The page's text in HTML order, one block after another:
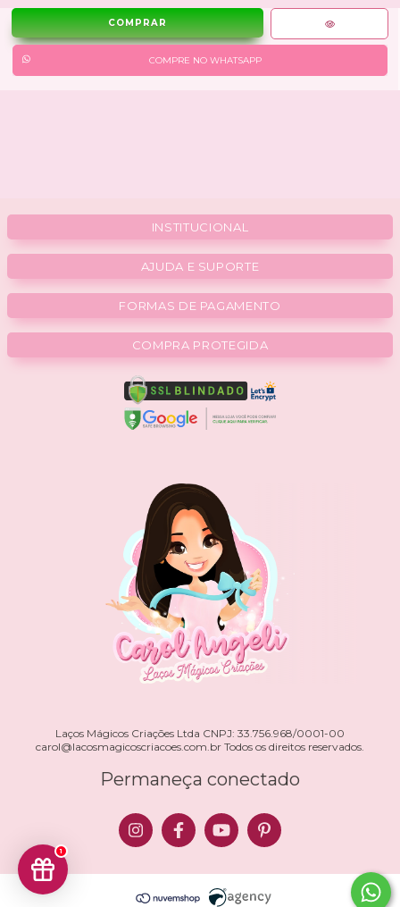
COMPRE NO WHATSAPP
INSTITUCIONAL
AJUDA E SUPORTE
FORMAS DE PAGAMENTO
COMPRA PROTEGIDA
Laços Mágicos Criações Ltda CNPJ: 33.756.968/0001-00
carol@lacosmagicoscriacoes.com.br Todos os direitos reservados.
Permaneça conectado
1